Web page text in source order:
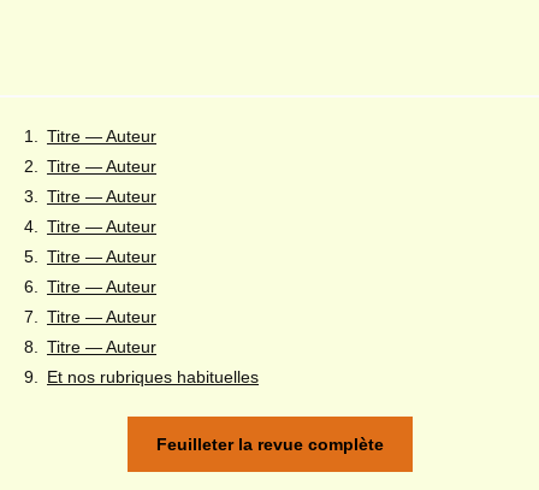
Titre — Auteur
Titre — Auteur
Titre — Auteur
Titre — Auteur
Titre — Auteur
Titre — Auteur
Titre — Auteur
Titre — Auteur
Et nos rubriques habituelles
Feuilleter la revue complète